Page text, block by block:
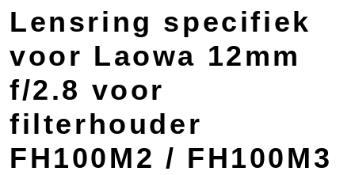
Lensring specifiek
voor Laowa 12mm
f/2.8 voor
filterhouder
FH100M2 / FH100M3